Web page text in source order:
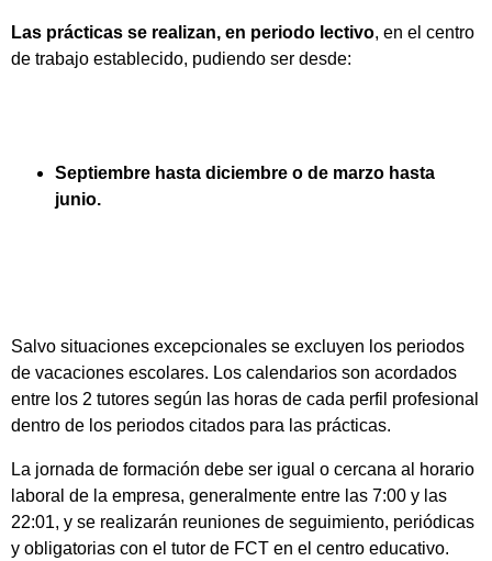
Las prácticas se realizan, en periodo lectivo, en el centro
de trabajo establecido, pudiendo ser desde:
Septiembre hasta diciembre o de marzo hasta
junio.
Salvo situaciones excepcionales se excluyen los periodos
de vacaciones escolares. Los calendarios son acordados
entre los 2 tutores según las horas de cada perfil profesional
dentro de los periodos citados para las prácticas.
La jornada de formación debe ser igual o cercana al horario
laboral de la empresa, generalmente entre las 7:00 y las
22:01, y se realizarán reuniones de seguimiento, periódicas
y obligatorias con el tutor de FCT en el centro educativo.